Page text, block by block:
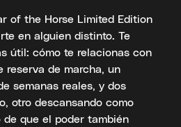
of the Horse Limited Edition
en alguien distinto. Te
útil: cómo te relacionas con
reserva de marcha, un
semanas reales, y dos
otro descansando como
que el poder también